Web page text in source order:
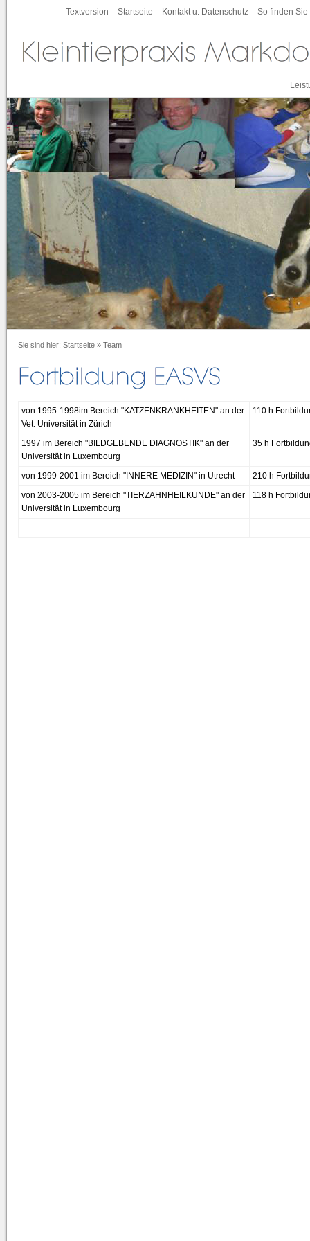
Textversion Startseite Kontakt u. Datenschutz So finden Sie
Sie sind hier: Startseite » Team
von 1995-1998im Bereich "KATZENKRANKHEITEN" an der
Vet. Universität in Zürich
110 h
1997 im Bereich "BILDGEBENDE DIAGNOSTIK" an der
Universität in Luxembourg
35 h
von 1999-2001 im Bereich "INNERE MEDIZIN" in Utrecht
210 h
von 2003-2005 im Bereich "TIERZAHNHEILKUNDE" an der
Universität in Luxembourg
118 h